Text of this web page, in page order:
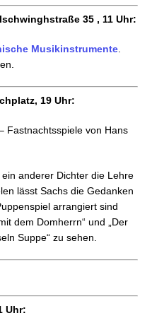
35 , 11 Uhr:
Musikinstrumente.
19 Uhr:
Fastnachtsspiele von Hans
anderer Dichter die Lehre
lässt Sachs die Gedanken
arrangiert sind
dem Domherrn“ und „Der
Suppe“ zu sehen.
Uhr: